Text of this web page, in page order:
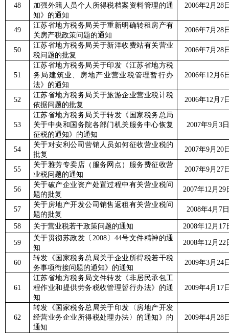
48
加强外籍人员个人所得税档案资料管理的通
知》的通知
2006年2月 28
49
江苏省地方税务局关于重新明确转租房产有
关房产税政策问题的通知
2006年7月 28
50
江苏省地方税务局关于新洋收费站有关营业
税问题的批复
2006年7月 28
51
江苏省地方税务局关于印发《江苏省地方税
务局建筑业、房地产业营业税管理暂行办
法》的通知
2006年12月 6
52
江苏省地方税务局关于旅游企业营业税计税
依据问题的批复
2006年12月 7
53
江苏省地方税务局关于转发《国家税务总局
关于中央和国务院各部门机关服务中心恢复
征税的通知》的通知
2007年9月 3日
54
关于对安利公司营销人员如何征收营业税的
批复
2007年9月 20
55
关于雅芳专卖店（服务网点）服务费征收营
业税问题的通知
2007年9月 27
56
关于破产企业资产处置过程中有关营业税问
题的批复
2007年12月 29
57
关于房地产开发公司销售返租有关营业税问
题的批复
2008年4月 7日
58 关于营业税若干政策问题的通知 2008年12月 17
59
关于贯彻苏政发〔 2008〕 44号文件精神的通
知
2008年12月 22
60
转发《国家税务总局关于企业所得税若干税
务事项衔接问题的通知》的通知
2009年3月 24
61
江苏省地方税务局文件转发《非居民承包工
程作业和提供劳务税收管理暂行办法》的通
知
2009年4月 17
62
转发《国家税务总局关于印发〈房地产开发
经营业务企业所得税处理办法〉的通知》的
通知
2009年4月 28